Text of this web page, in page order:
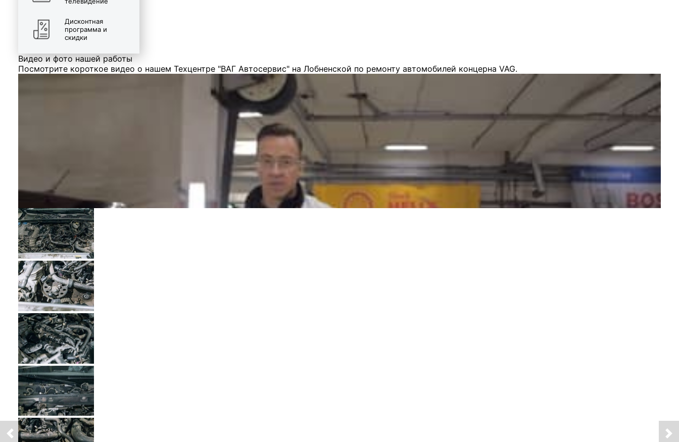
Дисконтная
программа и
скидки
Видео и фото нашей работы
Посмотрите короткое видео о нашем Техцентре "ВАГ Автосервис" на Лобненской по ремонту автомобилей концерна VAG.